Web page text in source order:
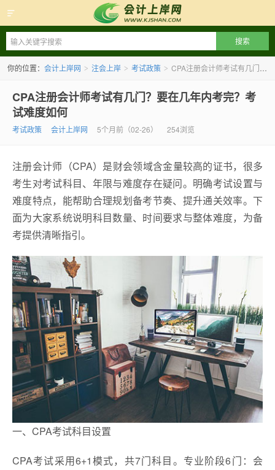
会计上岸网
你的位置： 会计上岸网 > 注会上岸 > 考试政策 > CPA注册会计师考试有几门？要在几年内考完？考试难度如何
CPA注册会计师考试有几门？要在几年内考完？考
试难度如何
考试政策 会计上岸网 5个月前（02-26） 254浏览
注册会计师（CPA）是财会领域含金量较高的证书，很多
考生对考试科目、年限与难度存在疑问。明确考试设置与
难度特点，能帮助合理规划备考节奏、提升通关效率。下
面为大家系统说明科目数量、时间要求与整体难度，为备
考提供清晰指引。
一、CPA考试科目设置
CPA考试采用6+1模式，共7门科目。专业阶段6门：会